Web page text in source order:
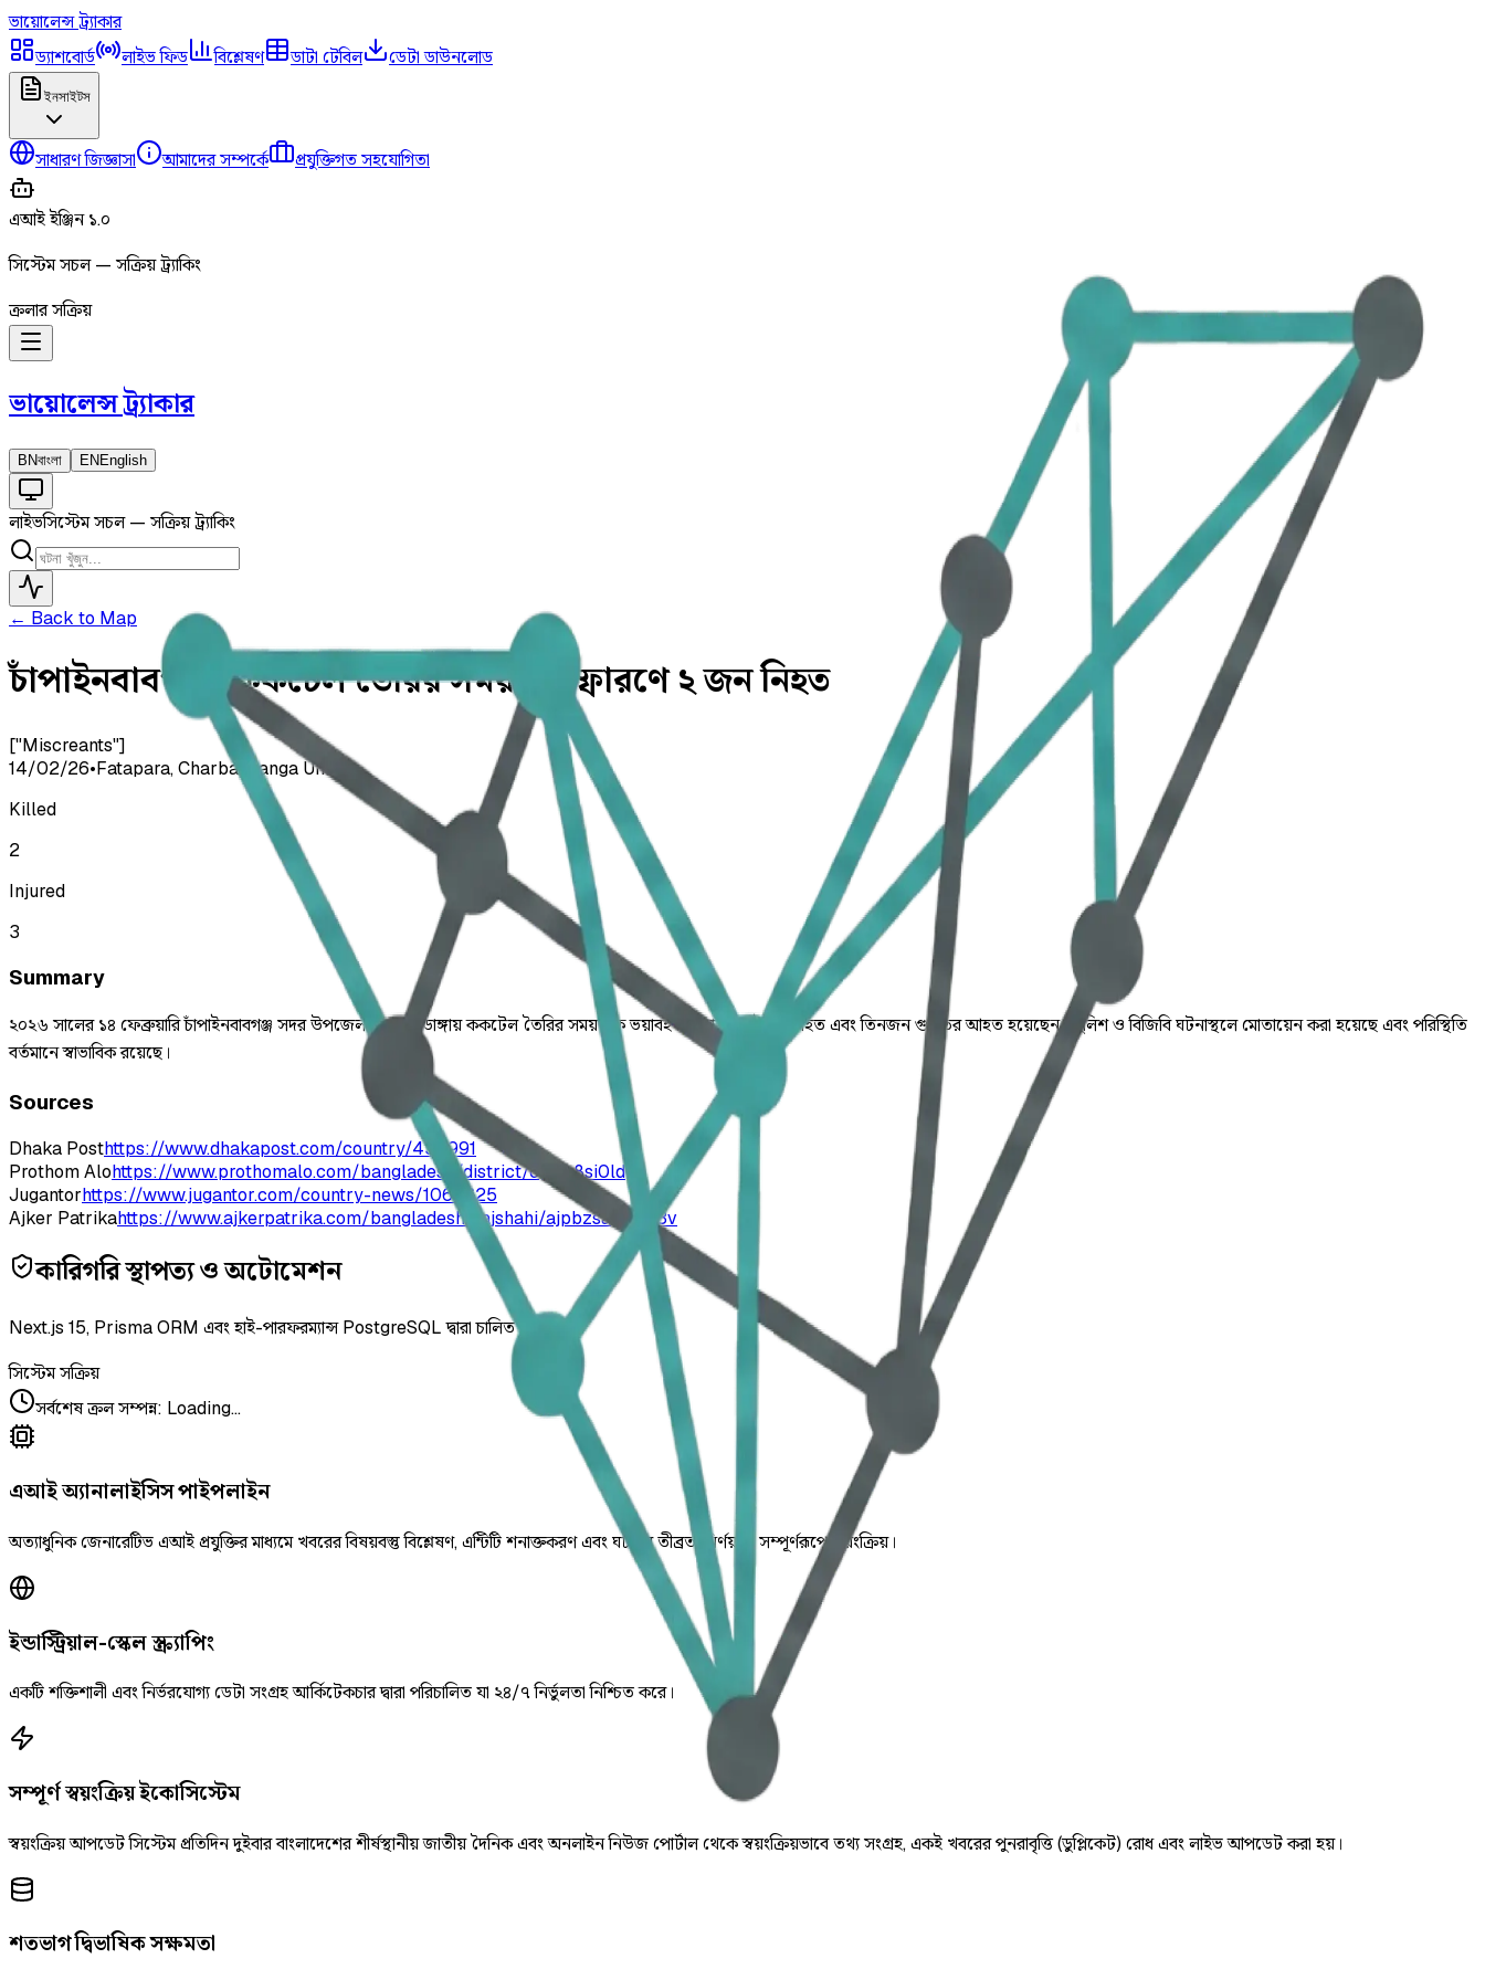
ভায়োলেন্সট্র্যাকার
ড্যাশবোর্ড
লাইভ ফিড বিশ্লেষণ ডাটা টেবিল ডেটা ডাউনলোড
ইনসাইটস
সাধারণ জিজ্ঞাসা আমাদের সম্পর্কে প্রযুক্তিগত সহযোগিতা
এআই ইঞ্জিন ১.০
সিস্টেম সচল — সক্রিয় ট্র্যাকিং
ক্রলার সক্রিয়
ভায়োলেন্সট্র্যাকার
BNবাংলা EN English
লাইভসিস্টেম সচল — সক্রিয় ট্র্যাকিং
← Back to Map
চাঁপাইনবাবগঞ্জে ককটেল তৈরির সময় বিস্ফোরণে ২ জন নিহত
["Miscreants"]
14/02/26•Fatapara, Charbagdanga Union
Killed
2
Injured
3
Summary
২০২৬ সালের ১৪ ফেব্রুয়ারি চাঁপাইনবাবগঞ্জ সদর উপজেলার চরবাগডাঙ্গায় ককটেল তৈরির সময় এক ভয়াবহ বিস্ফোরণে দুইজন নিহত এবং তিনজন গুরুতর আহত হয়েছেন। পুলিশ ও বিজিবি ঘটনাস্থলে মোতায়েন করা হয়েছে এবং পরিস্থিতি
বর্তমানে স্বাভাবিক রয়েছে।
Sources
Dhaka Posthttps://www.dhakapost.com/country/430991
Prothom Alohttps://www.prothomalo.com/bangladesh/district/cyms8si0ld
Jugantorhttps://www.jugantor.com/country-news/1065625
Ajker Patrikahttps://www.ajkerpatrika.com/bangladesh/rajshahi/ajpbzsayvmo3v
কারিগরি স্থাপত্য ও অটোমেশন
Next.js 15, Prisma ORM এবং হাই-পারফরম্যান্স PostgreSQL দ্বারা চালিত।
সিস্টেম সক্রিয়
সর্বশেষ ক্রল সম্পন্ন: Loading...
এআই অ্যানালাইসিস পাইপলাইন
অত্যাধুনিক জেনারেটিভ এআই প্রযুক্তির মাধ্যমে খবরের বিষয়বস্তু বিশ্লেষণ, এন্টিটি শনাক্তকরণ এবং ঘটনার তীব্রতা নির্ণয় যা সম্পূর্ণরূপে স্বয়ংক্রিয়।
ইন্ডাস্ট্রিয়াল-স্কেল স্ক্র্যাপিং
একটি শক্তিশালী এবং নির্ভরযোগ্য ডেটা সংগ্রহ আর্কিটেকচার দ্বারা পরিচালিত যা ২৪/৭ নির্ভুলতা নিশ্চিত করে।
সম্পূর্ণ স্বয়ংক্রিয় ইকোসিস্টেম
স্বয়ংক্রিয় আপডেট সিস্টেম প্রতিদিন দুইবার বাংলাদেশের শীর্ষস্থানীয় জাতীয় দৈনিক এবং অনলাইন নিউজ পোর্টাল থেকে স্বয়ংক্রিয়ভাবে তথ্য সংগ্রহ, একই খবরের পুনরাবৃত্তি (ডুপ্লিকেট) রোধ এবং লাইভ আপডেট করা হয়।
শতভাগ দ্বিভাষিক সক্ষমতা